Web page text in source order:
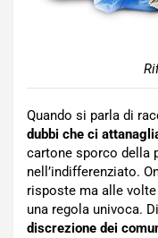
Quando si parla di
dubbi che ci
cartone sporco della
nell’indifferenziato.
risposte ma alle
una regola univoca.
discrezione dei